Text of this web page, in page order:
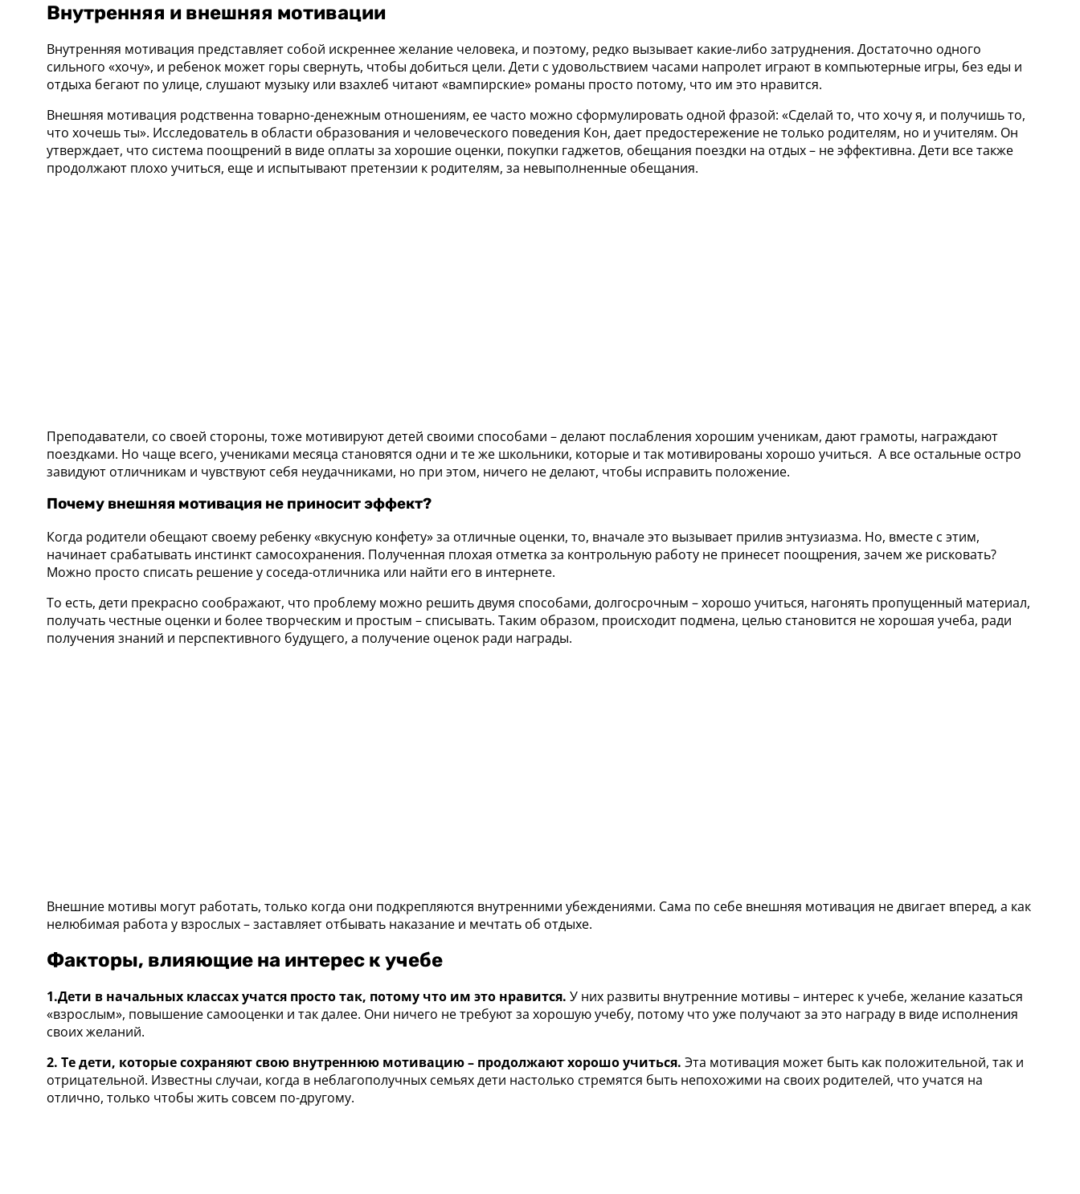
Внутренняя и внешняя мотивации
Внутренняя мотивация представляет собой искреннее желание человека, и поэтому, редко вызывает какие-либо затруднения. Достаточно одного
сильного «хочу», и ребенок может горы свернуть, чтобы добиться цели. Дети с удовольствием часами напролет играют в компьютерные игры, без еды и
отдыха бегают по улице, слушают музыку или взахлеб читают «вампирские» романы просто потому, что им это нравится.
Внешняя мотивация родственна товарно-денежным отношениям, ее часто можно сформулировать одной фразой: «Сделай то, что хочу я, и получишь то,
что хочешь ты». Исследователь в области образования и человеческого поведения Кон, дает предостережение не только родителям, но и учителям. Он
утверждает, что система поощрений в виде оплаты за хорошие оценки, покупки гаджетов, обещания поездки на отдых – не эффективна. Дети все также
продолжают плохо учиться, еще и испытывают претензии к родителям, за невыполненные обещания.
Преподаватели, со своей стороны, тоже мотивируют детей своими способами – делают послабления хорошим ученикам, дают грамоты, награждают
поездками. Но чаще всего, учениками месяца становятся одни и те же школьники, которые и так мотивированы хорошо учиться. А все остальные остро
завидуют отличникам и чувствуют себя неудачниками, но при этом, ничего не делают, чтобы исправить положение.
Почему внешняя мотивация не приносит эффект?
Когда родители обещают своему ребенку «вкусную конфету» за отличные оценки, то, вначале это вызывает прилив энтузиазма. Но, вместе с этим,
начинает срабатывать инстинкт самосохранения. Полученная плохая отметка за контрольную работу не принесет поощрения, зачем же рисковать?
Можно просто списать решение у соседа-отличника или найти его в интернете.
То есть, дети прекрасно соображают, что проблему можно решить двумя способами, долгосрочным – хорошо учиться, нагонять пропущенный материал,
получать честные оценки и более творческим и простым – списывать. Таким образом, происходит подмена, целью становится не хорошая учеба, ради
получения знаний и перспективного будущего, а получение оценок ради награды.
Внешние мотивы могут работать, только когда они подкрепляются внутренними убеждениями. Сама по себе внешняя мотивация не двигает вперед, а как
нелюбимая работа у взрослых – заставляет отбывать наказание и мечтать об отдыхе.
Факторы, влияющие на интерес к учебе
1.Дети в начальных классах учатся просто так, потому что им это нравится. У них развиты внутренние мотивы – интерес к учебе, желание казаться
«взрослым», повышение самооценки и так далее. Они ничего не требуют за хорошую учебу, потому что уже получают за это награду в виде исполнения
своих желаний.
2. Те дети, которые сохраняют свою внутреннюю мотивацию – продолжают хорошо учиться. Эта мотивация может быть как положительной, так и
отрицательной. Известны случаи, когда в неблагополучных семьях дети настолько стремятся быть непохожими на своих родителей, что учатся на
отлично, только чтобы жить совсем по-другому.